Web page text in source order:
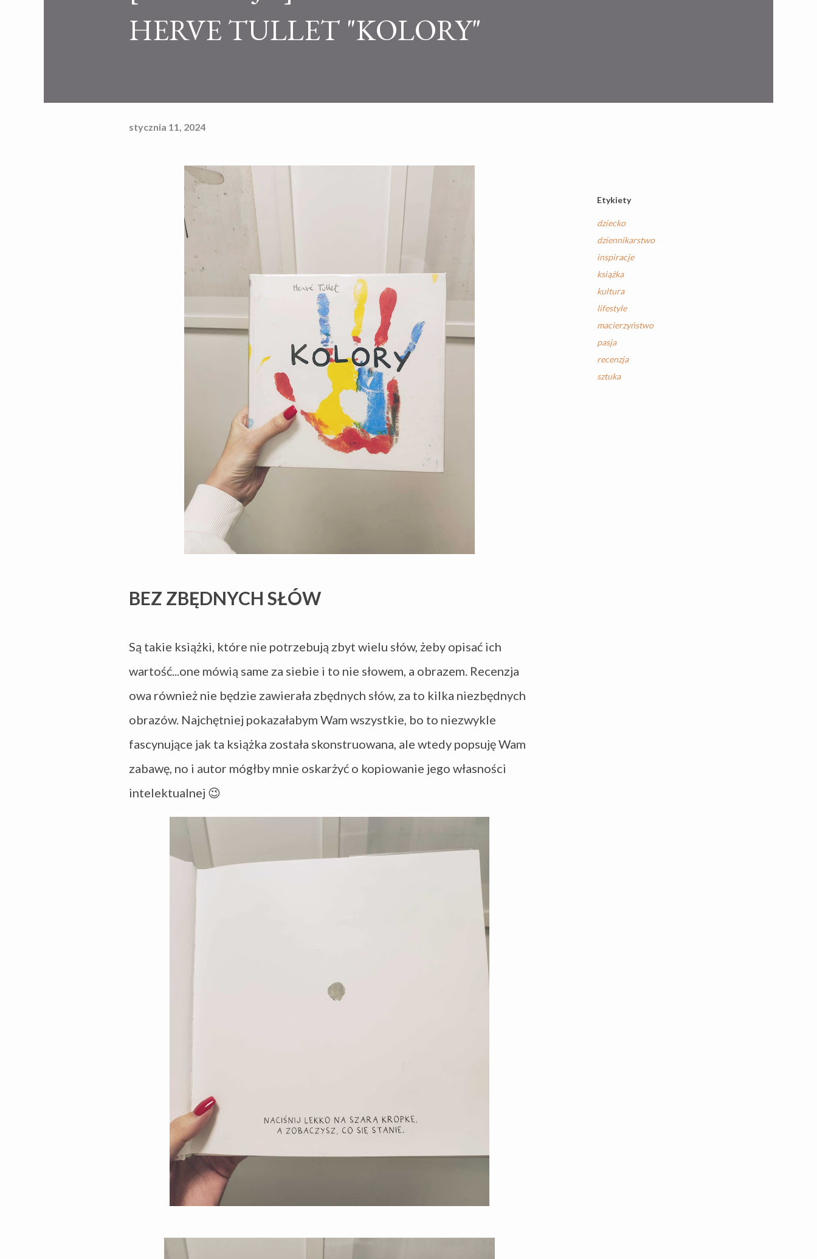
HERVE TULLET "KOLORY"
stycznia 11, 2024
BEZ ZBĘDNYCH SŁÓW
Są takie książki, które nie potrzebują zbyt wielu słów, żeby opisać ich
wartość...one mówią same za siebie i to nie słowem, a obrazem. Recenzja
owa również nie będzie zawierała zbędnych słów, za to kilka niezbędnych
obrazów. Najchętniej pokazałabym Wam wszystkie, bo to niezwykle
fascynujące jak ta książka została skonstruowana, ale wtedy popsuję Wam
zabawę, no i autor mógłby mnie oskarżyć o kopiowanie jego własności
intelektualnej 😉
Etykiety
dziecko
dziennikarstwo
inspiracje
książka
kultura
lifestyle
macierzyństwo
pasja
recenzja
sztuka